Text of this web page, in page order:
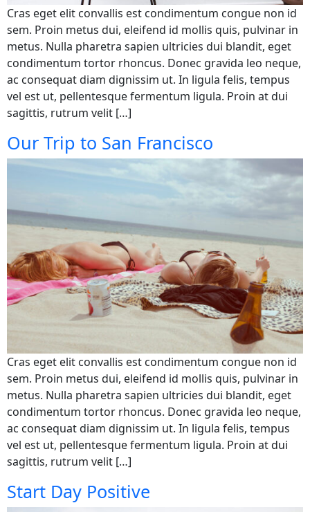
Cras eget elit convallis est condimentum congue non id
sem. Proin metus dui, eleifend id mollis quis, pulvinar in
metus. Nulla pharetra sapien ultricies dui blandit, eget
condimentum tortor rhoncus. Donec gravida leo neque,
ac consequat diam dignissim ut. In ligula felis, tempus
vel est ut, pellentesque fermentum ligula. Proin at dui
sagittis, rutrum velit […]
Our Trip to San Francisco
Cras eget elit convallis est condimentum congue non id
sem. Proin metus dui, eleifend id mollis quis, pulvinar in
metus. Nulla pharetra sapien ultricies dui blandit, eget
condimentum tortor rhoncus. Donec gravida leo neque,
ac consequat diam dignissim ut. In ligula felis, tempus
vel est ut, pellentesque fermentum ligula. Proin at dui
sagittis, rutrum velit […]
Start Day Positive